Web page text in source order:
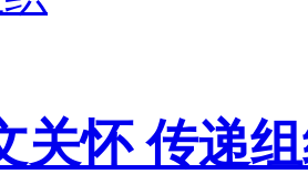
关怀 传递